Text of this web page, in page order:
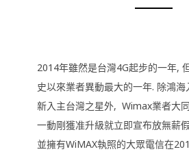
2014年雖然是台灣4G起步的一年,
史以來業者異動最大的一年. 除鴻
新入主台灣之星外, Wimax業者大
一動剛獲准升級就立即宣布放無薪
並擁有WiMAX執照的大眾電信在